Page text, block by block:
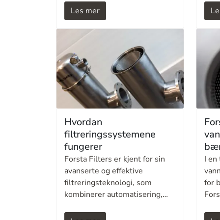
metode og utstyr kan ha stor
betydning for behandlings­
effektivitet, sluttkvalitet,
myndighetskrav og
driftskostnader.
Les mer
seg
og
Hvordan
filtreringssystemene
fungerer
Forsta Filters er kjent for sin
avanserte og effektive
filtreringsteknologi, som
kombinerer automatisering,
I
for